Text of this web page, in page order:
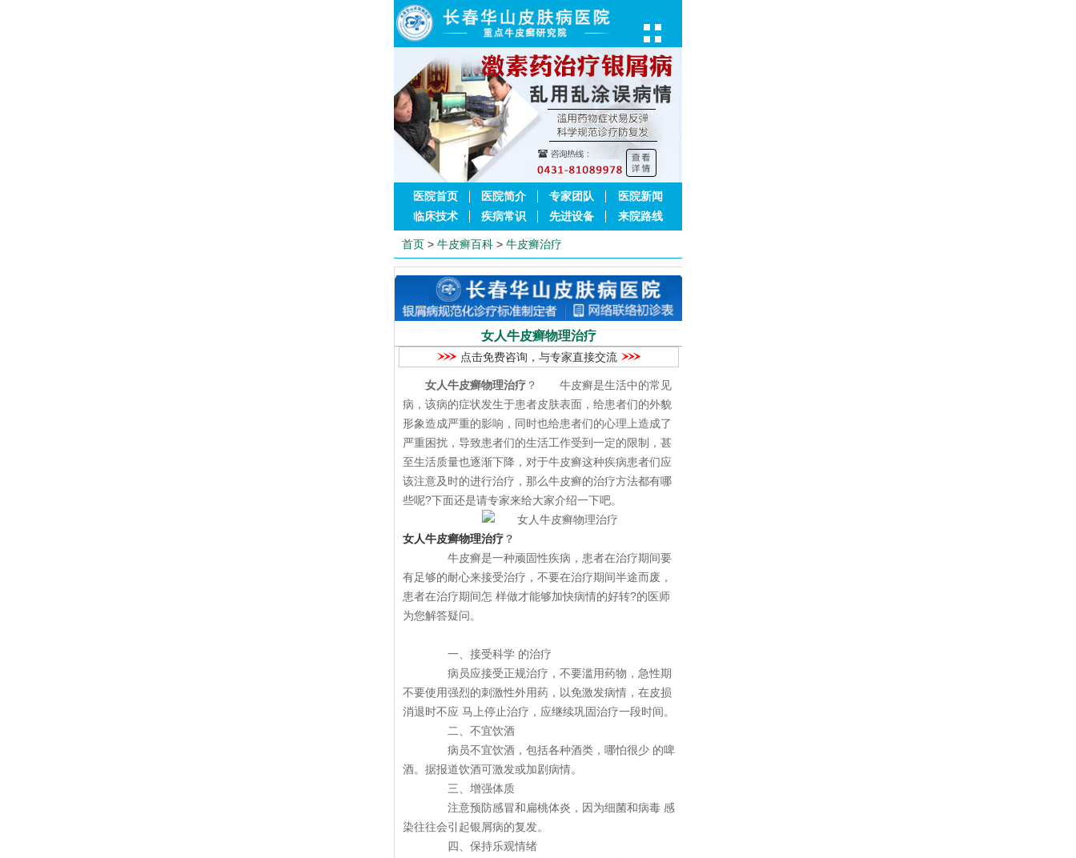
医院首页 医院简介 专家团队
医院新闻
临床技术
疾病常识 先进设备 来院路线
首页 > 牛皮癣百科 > 牛皮癣治疗
女人牛皮癣物理治疗
点击免费咨询，与专家直接交流
女人牛皮癣物理治疗 ？ 牛皮癣是生活中的常见
病，该病的症状发生于患者皮肤表面，给患者们的外貌
形象造成严重的影响，同时也给患者们的心理上造成了
严重困扰，导致患者们的生活工作受到一定的限制，甚
至生活质量也逐渐下降，对于牛皮癣这种疾病患者们应
该注意及时的进行治疗，那么牛皮癣的治疗方法都有哪
些呢?下面还是请专家来给大家介绍一下吧。
女人牛皮癣物理治疗 ？
牛皮癣是一种顽固性疾病，患者在治疗期间要
有足够的耐心来接受治疗，不要在治疗期间半途而废，
患者在治疗期间怎 样做才能够加快病情的好转?的医师
为您解答疑问。
一、接受科学 的治疗
病员应接受正规治疗，不要滥用药物，急性期
不要使用强烈的刺激性外用药，以免激发病情，在皮损
消退时不应 马上停止治疗，应继续巩固治疗一段时间。
二、不宜饮酒
病员不宜饮酒，包括各种酒类，哪怕很少 的啤
酒。据报道饮酒可激发或加剧病情。
三、增强体质
注意预防感冒和扁桃体炎，因为细菌和病毒 感
染往往会引起银屑病的复发。
四、保持乐观情绪